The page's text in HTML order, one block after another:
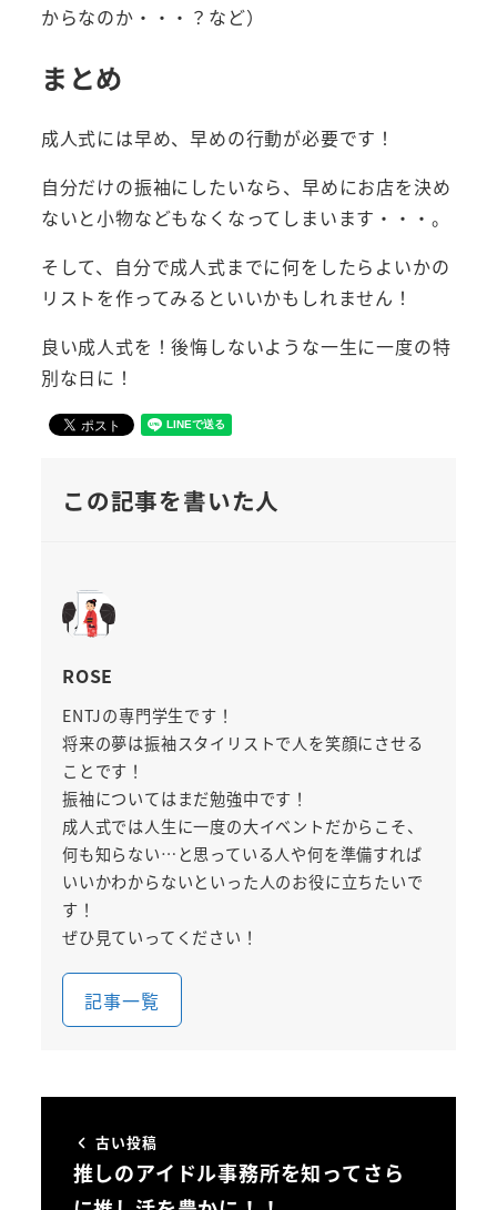
からなのか・・・？など）
まとめ
成人式には早め、早めの行動が必要です！
自分だけの振袖にしたいなら、早めにお店を決め
ないと小物などもなくなってしまいます・・・。
そして、自分で成人式までに何をしたらよいかの
リストを作ってみるといいかもしれません！
良い成人式を！後悔しないような一生に一度の特
別な日に！
この記事を書いた人
ROSE
ENTJの専門学生です！
将来の夢は振袖スタイリストで人を笑顔にさせる
ことです！
振袖についてはまだ勉強中です！
成人式では人生に一度の大イベントだからこそ、
何も知らない…と思っている人や何を準備すれば
いいかわからないといった人のお役に立ちたいで
す！
ぜひ見ていってください！
記事一覧
古い投稿
推しのアイドル事務所を知ってさら